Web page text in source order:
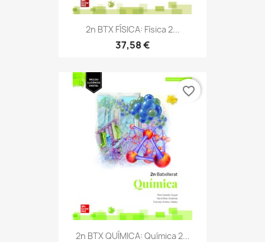
2n BTX FÍSICA: Física 2...
37,58 €
2n BTX QUÍMICA: Química 2...
favorite_border